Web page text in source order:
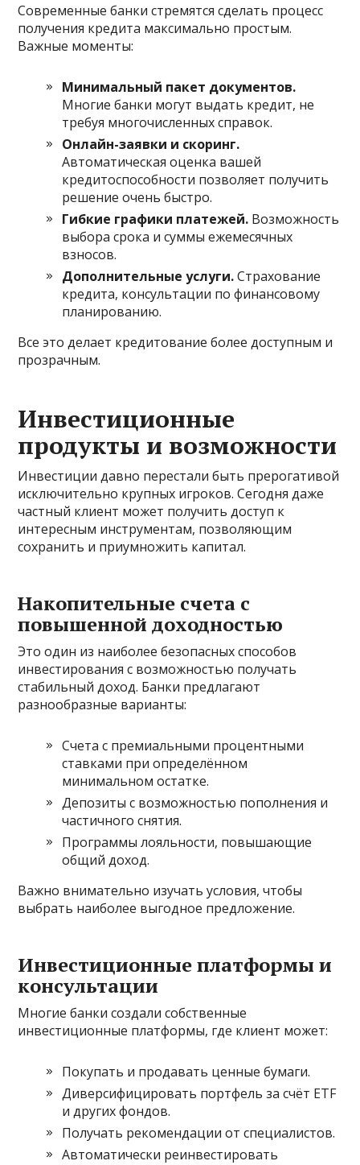
Современные банки стремятся сделать процесс
получения кредита максимально простым.
Важные моменты:
Минимальный пакет документов.
Многие банки могут выдать кредит, не
требуя многочисленных справок.
Онлайн-заявки и скоринг.
Автоматическая оценка вашей
кредитоспособности позволяет получить
решение очень быстро.
Гибкие графики платежей. Возможность
выбора срока и суммы ежемесячных
взносов.
Дополнительные услуги.Страхование
кредита, консультации по финансовому
планированию.
Все это делает кредитование более доступным и
прозрачным.
Инвестиционные
продукты и возможности
Инвестиции давно перестали быть прерогативой
исключительно крупных игроков. Сегодня даже
частный клиент может получить доступ к
интересным инструментам, позволяющим
сохранить и приумножить капитал.
Накопительные счета с
повышенной доходностью
Это один из наиболее безопасных способов
инвестирования с возможностью получать
стабильный доход. Банки предлагают
разнообразные варианты:
Счета с премиальными процентными
ставками при определённом
минимальном остатке.
Депозиты с возможностью пополнения и
частичного снятия.
Программы лояльности, повышающие
общий доход.
Важно внимательно изучать условия, чтобы
выбрать наиболее выгодное предложение.
Инвестиционные платформы и
консультации
Многие банки создали собственные
инвестиционные платформы, где клиент может:
Покупать и продавать ценные бумаги.
Диверсифицировать портфель за счёт ETF
и других фондов.
Получать рекомендации от специалистов.
Автоматически реинвестировать